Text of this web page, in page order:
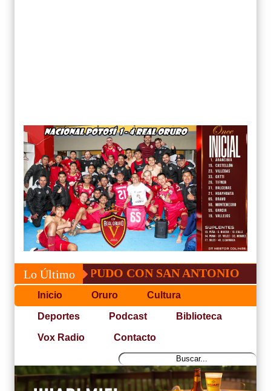
Lo Último
NO PUDO CON SAN ANTONIO
Inicio Oruro Cultura
Deportes Podcast Biblioteca
Vox Radio Contacto